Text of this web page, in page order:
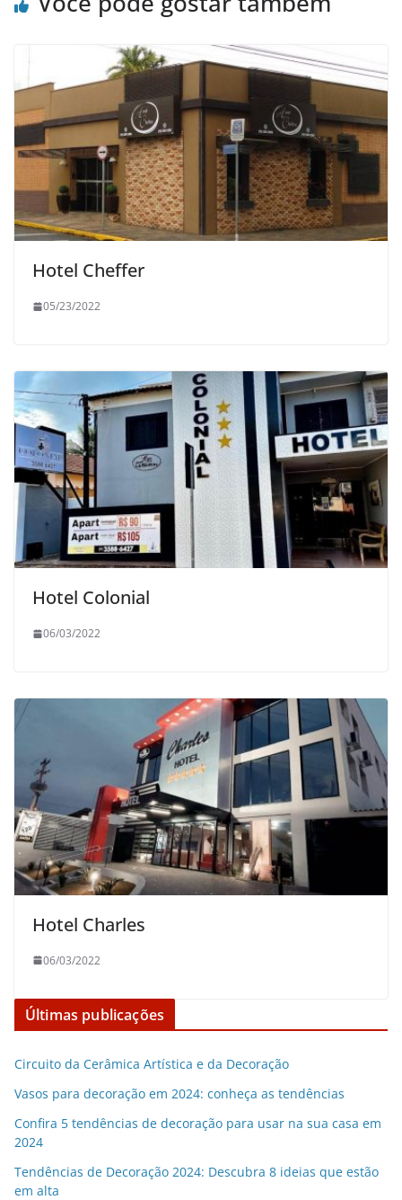
Hotel Cheffer
05/23/2022
Hotel Colonial
06/03/2022
Hotel Charles
06/03/2022
Últimas publicações
Circuito da Cerâmica Artística e da Decoração
Vasos para decoração em 2024: conheça as tendências
Confira 5 tendências de decoração para usar na sua casa em
2024
Tendências de Decoração 2024: Descubra 8 ideias que estão
em alta